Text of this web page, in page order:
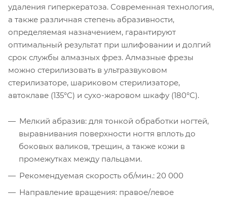
удаления гиперкератоза. Современная технология,
а также различная степень абразивности,
определяемая назначением, гарантируют
оптимальный результат при шлифовании и долгий
срок службы алмазных фрез. Алмазные фрезы
можно стерилизовать в ультразвуковом
стерилизаторе, шариковом стерилизаторе,
автоклаве (135°С) и сухо-жаровом шкафу (180°С).
Мелкий абразив: для тонкой обработки ногтей,
выравнивания поверхности ногтя вплоть до
боковых валиков, трещин, а также кожи в
промежутках между пальцами.
Рекомендуемая скорость об/мин.: 20 000
Направление вращения: правое/левое